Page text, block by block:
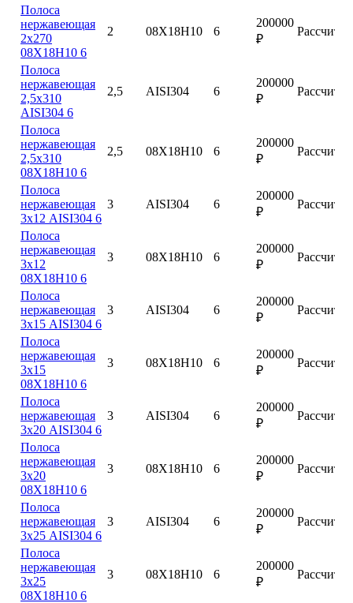
Полоса
нержавеющая
2х270
08Х18Н10 6
2 08Х18Н10 6
200000
₽
Полоса
нержавеющая
2,5х310
AISI304 6
2,5 AISI304 6
200000
₽
Полоса
нержавеющая
2,5х310
08Х18Н10 6
2,5 08Х18Н10 6
200000
₽
Полоса
нержавеющая
3х12 AISI304 6
3 AISI304 6
200000
₽
Полоса
нержавеющая
3х12
08Х18Н10 6
3 08Х18Н10 6
200000
₽
Полоса
нержавеющая
3х15 AISI304 6
3 AISI304 6
200000
₽
Полоса
нержавеющая
3х15
08Х18Н10 6
3 08Х18Н10 6
200000
₽
Полоса
нержавеющая
3х20 AISI304 6
3 AISI304 6
200000
₽
Полоса
нержавеющая
3х20
08Х18Н10 6
3 08Х18Н10 6
200000
₽
Полоса
нержавеющая
3х25 AISI304 6
3 AISI304 6
200000
₽
Полоса
нержавеющая
3х25
08Х18Н10 6
3 08Х18Н10 6
200000
₽